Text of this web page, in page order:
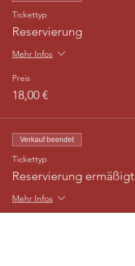
Tickettyp
Reservierung
Mehr Infos
Preis
18,00 €
Verkauf beendet
Tickettyp
Reservierung ermäßigt
Mehr Infos